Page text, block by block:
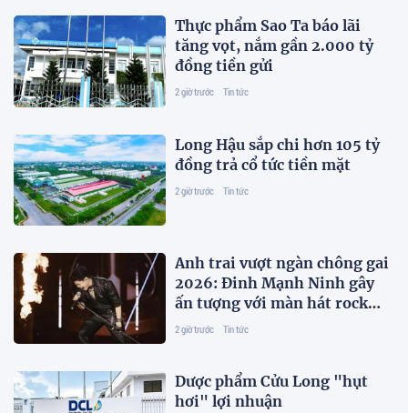
Thực phẩm Sao Ta báo lãi
tăng vọt, nắm gần 2.000 tỷ
đồng tiền gửi
2 giờ trước Tin tức
Long Hậu sắp chi hơn 105 tỷ
đồng trả cổ tức tiền mặt
2 giờ trước Tin tức
Anh trai vượt ngàn chông gai
2026: Đinh Mạnh Ninh gây
ấn tượng với màn hát rock
"cứu" đồng đội
2 giờ trước Tin tức
Dược phẩm Cửu Long "hụt
hơi" lợi nhuận